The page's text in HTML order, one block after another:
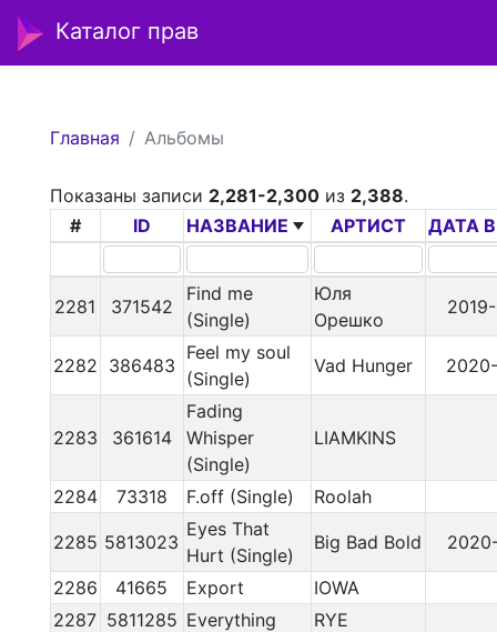
Каталог прав
Главная Альбомы
Показаны записи 2,281-2,300из 2,388.
#
ID НАЗВАНИЕ АРТИСТ ДАТА
2281 371542
Find me
(Single)
Юля
Орешко
2282 386483
Feel my soul
(Single)
Vad Hunger
2283 361614
Fading
Whisper
(Single)
LIAMKINS
2284 73318 F.off (Single) Roolah
2285 5813023
Eyes That
Hurt (Single)
Big Bad Bold
2286 41665 Export
IOWA
2287 5811285 Everything RYE